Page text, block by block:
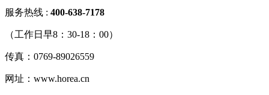
服务热线 : 400-638-7178
（工作日早8：30-18：00）
传真：0769-89026559
网址：www.horea.cn